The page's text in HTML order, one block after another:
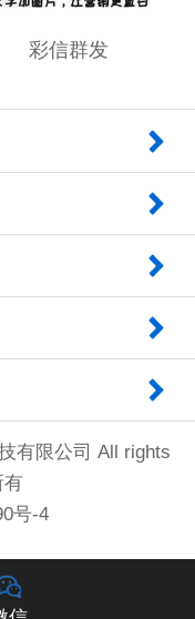
彩信群发
有限公司 All rights
有
号-4